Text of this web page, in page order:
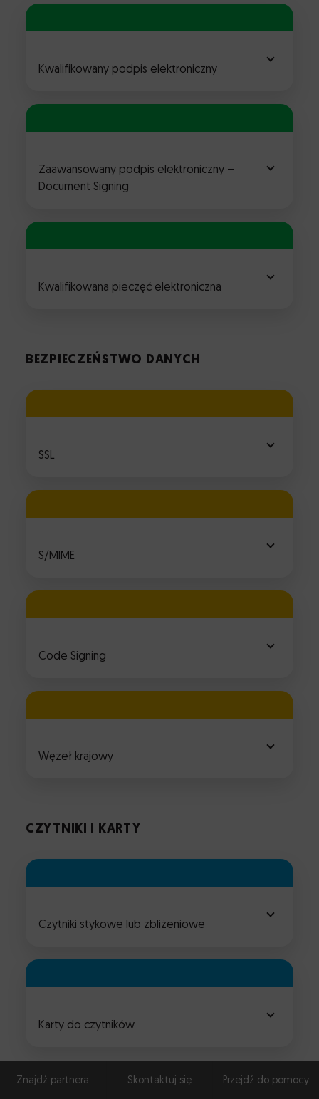
Kwalifikowany podpis elektroniczny
Zaawansowany podpis elektroniczny –
Document Signing
Kwalifikowana pieczęć elektroniczna
BEZPIECZEŃSTWO DANYCH
SSL
S/MIME
Code Signing
Węzeł krajowy
CZYTNIKI I KARTY
Czytniki stykowe lub zbliżeniowe
Karty do czytników
Znajdź partnera Skontaktuj się Przejdź do pomocy